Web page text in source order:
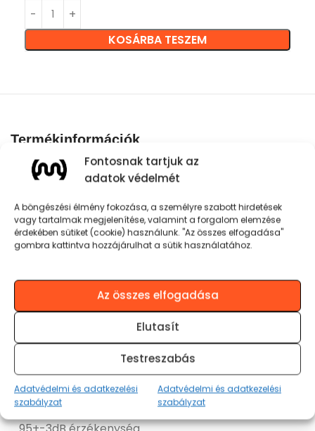
Fontosnak tartjuk az
adatok védelmét
A böngészési élmény fokozása, a személyre szabott hirdetések
vagy tartalmak megjelenítése, valamint a forgalom elemzése
érdekében sütiket (cookie) használunk. "Az összes elfogadása"
gombra kattintva hozzájárulhat a sütik használatához.
Az összes elfogadása
Elutasít
Testreszabás
Adatvédelmi és adatkezelési
szabályzat
Adatvédelmi és adatkezelési
szabályzat
KOSÁRBA TESZEM
Termékinformációk
Kiváló anyagminőség, tökéletes zajszűrés
Kompakt kialakítás
1,2 méter hosszú, mikrofonnal ellátott kábel
Időtálló, csomózódás és törésmentes kábel
Prémium basszushangzás
3,5 mm-es stereo jackdugó
20 Hz – 20 kHz Frekvencia – átvitel